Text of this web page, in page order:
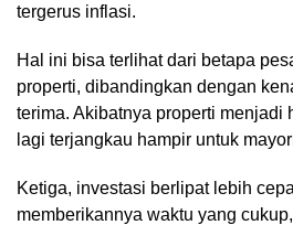
tergerus inflasi.
Hal ini bisa terlihat dari betapa
properti, dibandingkan dengan
terima. Akibatnya properti menjadi
lagi terjangkau hampir untuk
Ketiga, investasi berlipat lebih
memberikannya waktu yang